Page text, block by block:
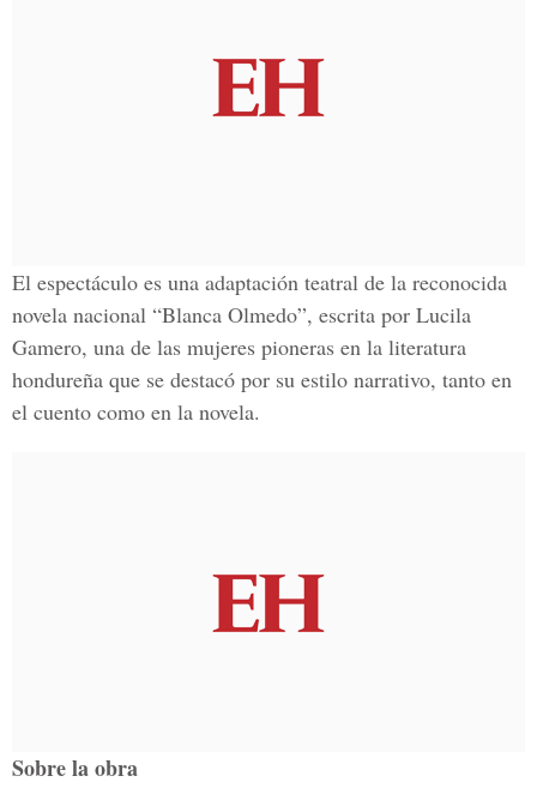
El espectáculo es una adaptación teatral de la reconocida
novela nacional “Blanca Olmedo”, escrita por Lucila
Gamero, una de las mujeres pioneras en la literatura
hondureña que se destacó por su estilo narrativo, tanto en
el cuento como en la novela.
Sobre la obra